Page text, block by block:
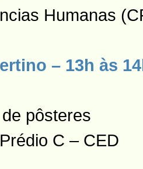
Humanas
– 13h às
pôsteres
C – CED